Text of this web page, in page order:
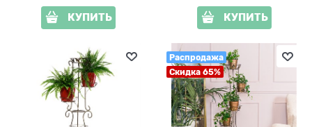
КУПИТЬ КУПИТЬ
Распродажа
Скидка 65%